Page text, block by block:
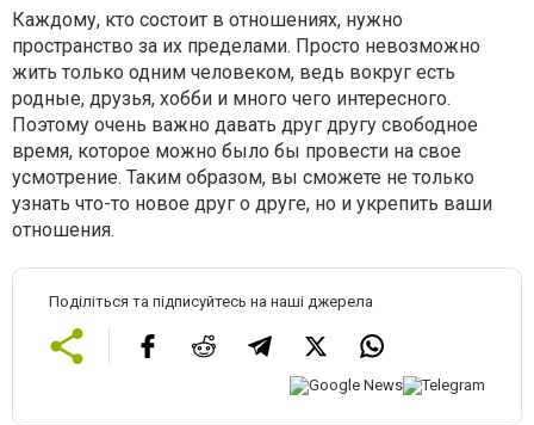
Каждому, кто состоит в отношениях, нужно
пространство за их пределами. Просто невозможно
жить только одним человеком, ведь вокруг есть
родные, друзья, хобби и много чего интересного.
Поэтому очень важно давать друг другу свободное
время, которое можно было бы провести на свое
усмотрение. Таким образом, вы сможете не только
узнать что-то новое друг о друге, но и укрепить ваши
отношения.
Поділіться та підписуйтесь на наші джерела